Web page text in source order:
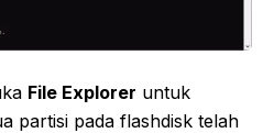
File Explorer untuk
partisi pada flashdisk telah